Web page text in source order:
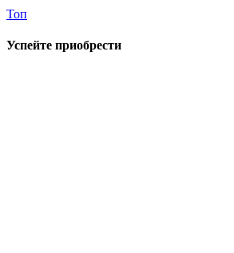
Топ
Успейте приобрести